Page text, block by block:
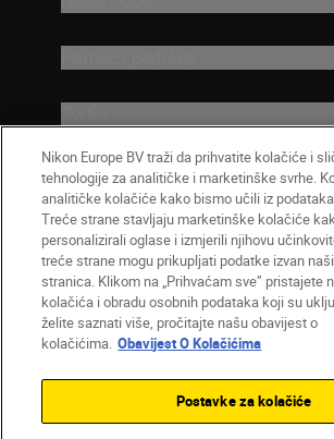
HR Nikon Sites
Obratite nam se
Obavijest o zaštiti
Uvjeti upotrebe
Obavijest o
Postavke kolačića
Nikon Europe BV traži da prihvatite kolačiće i
tehnologije za analitičke i marketinške svrhe.
analitičke kolačiće kako bismo učili iz
Treće strane stavljaju marketinške kolačiće
personalizirali oglase i izmjerili njihovu
treće strane mogu prikupljati podatke izvan
stranica. Klikom na „Prihvaćam sve” pristajete
kolačića i obradu osobnih podataka koji su
želite saznati više, pročitajte našu obavijest o
kolačićima. Obavijest O Kolačićima
Postavke za kolačiće